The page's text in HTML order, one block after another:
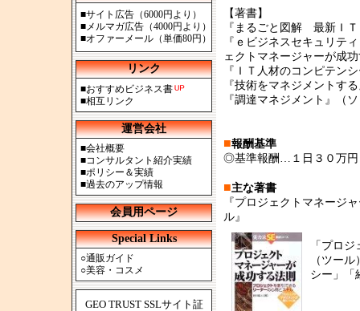
■サイト広告（6000円より）
■メルマガ広告（4000円より）
■オファーメール（単価80円）
リンク
■おすすめビジネス書
■相互リンク
運営会社
■会社概要
■コンサルタント紹介実績
■ポリシー＆実績
■過去のアップ情報
会員用ページ
Special Links
○通販ガイド
○美容・コスメ
GEO TRUST SSLサイト証
【著書】
『まるごと図解 最新Ｉ
『ｅビジネスセキュリテ
ェクトマネージャーが成
『ＩＴ人材のコンピテン
『技術をマネジメントす
『調達マネジメント』（
■報酬基準
◎基準報酬…１日３０万円
■主な著書
『プロジェクトマネージ
ル』
「プロ
（ツー
シー」「